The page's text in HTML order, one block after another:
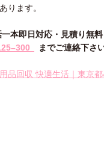
ります。
本即日対応・見積り無料
–300 までご連絡下さい
品回収 快適生活｜東京